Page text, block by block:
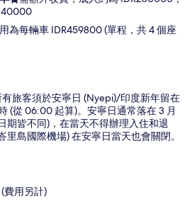
為每輛車 IDR459800 (單程，共 4 個座
旅客須於安寧日 (Nyepi)/印度新年留在
(從 06:00 起算)。安寧日通常落在 3 月
期皆不同)，在當天不得辦理入住和退
里島國際機場) 在安寧日當天也會關閉。
費用另計)